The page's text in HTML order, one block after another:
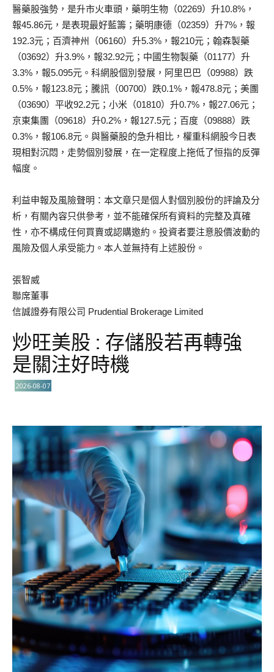
醫藥股強勢，是升市火車頭，藥明生物（02269）升10.8%，
報45.86元，是表現最好藍籌；藥明康德（02359）升7%，報
192.3元；百濟神州（06160）升5.3%，報210元；翰森製藥
（03692）升3.9%，報32.92元；中國生物製藥（01177）升
3.3%，報5.095元。科網股個別發展，阿里巴巴（09988）跌
0.5%，報123.8元；騰訊（00700）跌0.1%，報478.8元；美團
（03690）平收92.2元；小米（01810）升0.7%，報27.06元；
京東集團（09618）升0.2%，報127.5元；百度（09888）跌
0.3%，報106.8元。與醫藥股的急升相比，權重科網股今日表
現相對沉悶，走勢個別發展，在一定程度上拖低了恒指的反彈
幅度。
利益申報及風險聲明：本文章只是個人對個別股份的評論及分
析，有關內容只供參考，並不能確保所有資料的完整及真確
性，亦不構成任何買賣或認購邀約。投資者要注意股價波動的
風險及個人承受能力。本人並無持有上述股份。
張智威
聯席董事
信誠證券有限公司 Prudential Brokerage Limited
炒旺美股 : 存儲股若再轉強
是關注好時機
2026-08-07